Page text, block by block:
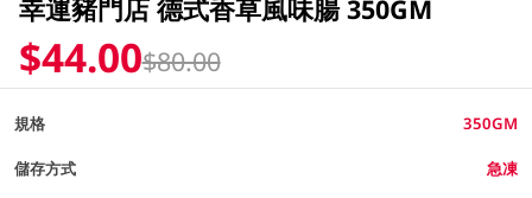
幸運豬門店 德式香草風味腸 350GM
$44.00$80.00
規格 350GM
儲存方式 急凍